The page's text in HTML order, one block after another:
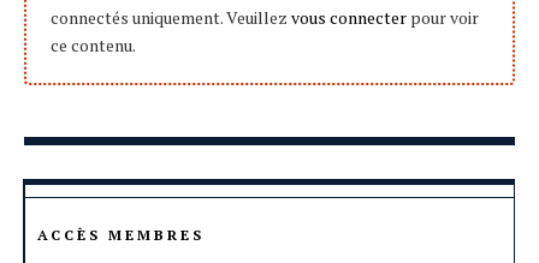
connectés uniquement. Veuillez vous connecter pour voir
ce contenu.
ACCÈS MEMBRES